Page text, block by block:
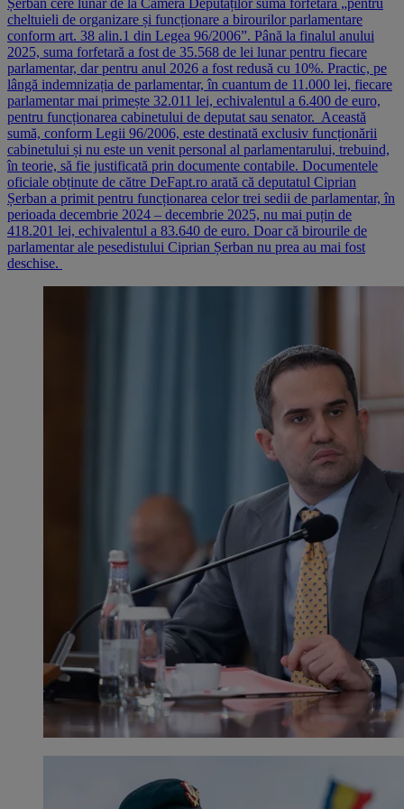
cheltuieli de organizare și funcționare a birourilor parlamentare
conform art. 38 alin.1 din Legea 96/2006”. Până la finalul anului
2025, suma forfetară a fost de 35.568 de lei lunar pentru fiecare
parlamentar, dar pentru anul 2026 a fost redusă cu 10%. Practic, pe
lângă indemnizația de parlamentar, în cuantum de 11.000 lei, fiecare
parlamentar mai primește 32.011 lei, echivalentul a 6.400 de euro,
pentru funcționarea cabinetului de deputat sau senator. Această
sumă, conform Legii 96/2006, este destinată exclusiv funcționării
cabinetului și nu este un venit personal al parlamentarului, trebuind,
în teorie, să fie justificată prin documente contabile. Documentele
oficiale obținute de către DeFapt.ro arată că deputatul Ciprian
Șerban a primit pentru funcționarea celor trei sedii de parlamentar, în
perioada decembrie 2024 – decembrie 2025, nu mai puțin de
418.201 lei, echivalentul a 83.640 de euro. Doar că birourile de
parlamentar ale pesedistului Ciprian Șerban nu prea au mai fost
deschise.